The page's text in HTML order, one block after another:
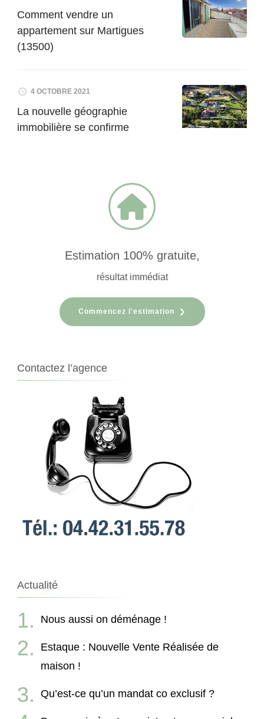
Comment vendre un
appartement sur Martigues
(13500)
4 OCTOBRE 2021
La nouvelle géographie
immobilière se confirme
Estimation 100% gratuite,
résultat immédiat
Commencez l'estimation
Contactez l’agence
Actualité
Nous aussi on déménage !
Estaque : Nouvelle Vente Réalisée de
maison !
Qu’est-ce qu’un mandat co exclusif ?